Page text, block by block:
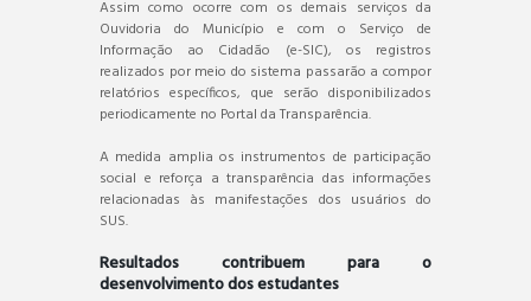
Assim como ocorre com os demais serviços da
Ouvidoria do Município e com o Serviço de
Informação ao Cidadão (e-SIC), os registros
realizados por meio do sistema passarão a compor
relatórios específicos, que serão disponibilizados
periodicamente no Portal da Transparência.
A medida amplia os instrumentos de participação
social e reforça a transparência das informações
relacionadas às manifestações dos usuários do
SUS.
Resultados contribuem para o
desenvolvimento dos estudantes